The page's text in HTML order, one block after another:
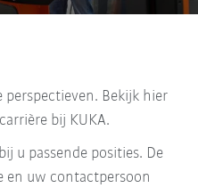
Bekijk hier
bij KUKA.
u passende posities. De
en uw contactpersoon